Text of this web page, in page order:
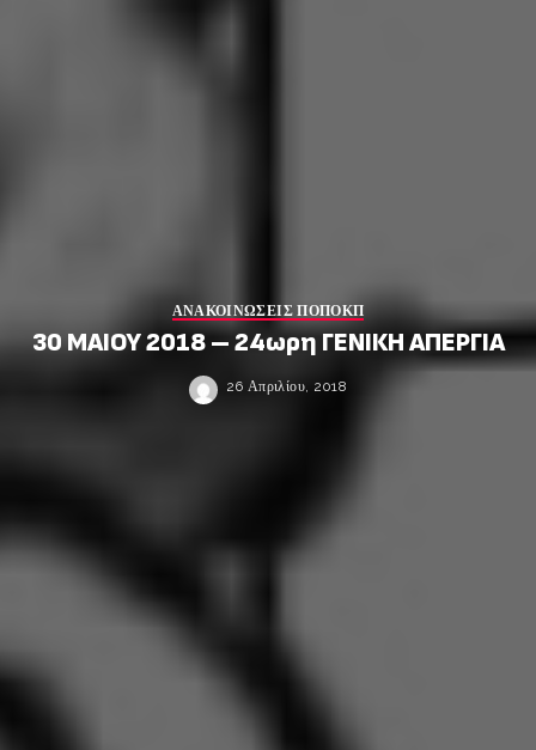
ΑΝΑΚΟΙΝΩΣΕΙΣ ΠΟΠΟΚΠ
30 ΜΑΙΟΥ 2018 – 24ωρη ΓΕΝΙΚΗ ΑΠΕΡΓΙΑ
26 Απριλίου, 2018